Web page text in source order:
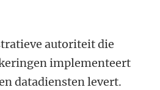
autoriteit die
implementeert
datadiensten levert.